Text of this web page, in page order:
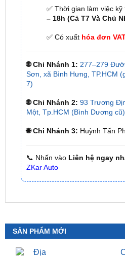
✅ Có xuấthóa đơn
🌐 Chi Nhánh 1: 277–279
🌐 Chi Nhánh 2: 93 Trương
Một, Tp.HCM (Bình Dương cũ)
🌐 Chi Nhánh 3: Huỳnh Tấn
📞 Nhấn vàoLiên hệ ngay
SẢN PHẨM MỚI